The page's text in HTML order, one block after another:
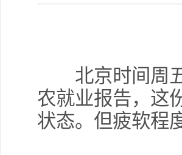
北京时间周五
农就业报告，这
状态。但疲软程